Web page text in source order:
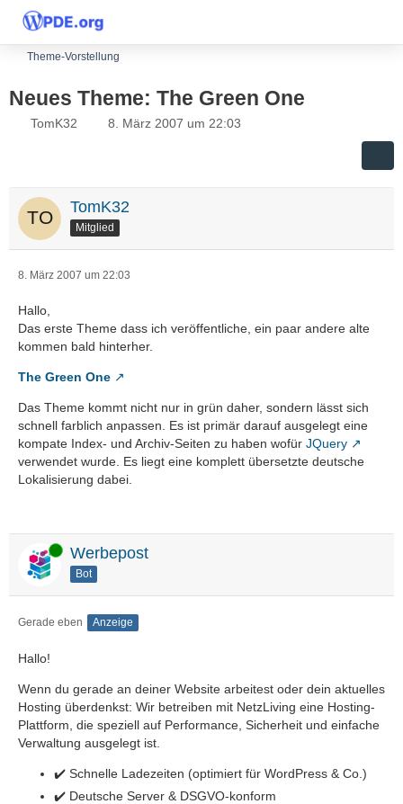
Theme-Vorstellung
Neues Theme: The Green One
TomK32 8. März 2007 um 22:03
TomK32
Mitglied
8. März 2007 um 22:03
Hallo,
Das erste Theme dass ich veröffentliche, ein paar andere alte
kommen bald hinterher.
The Green One
Das Theme kommt nicht nur in grün daher, sondern lässt sich
schnell farblich anpassen. Es ist primär darauf ausgelegt eine
kompate Index- und Archiv-Seiten zu haben wofür JQuery
verwendet wurde. Es liegt eine komplett übersetzte deutsche
Lokalisierung dabei.
Online Werbepost
Bot
Gerade eben Anzeige
Hallo!
Wenn du gerade an deiner Website arbeitest oder dein aktuelles
Hosting überdenkst: Wir betreiben mit NetzLiving eine Hosting-
Plattform, die speziell auf Performance, Sicherheit und einfache
Verwaltung ausgelegt ist.
✔️ Schnelle Ladezeiten (optimiert für WordPress & Co.)
✔️ Deutsche Server & DSGVO-konform